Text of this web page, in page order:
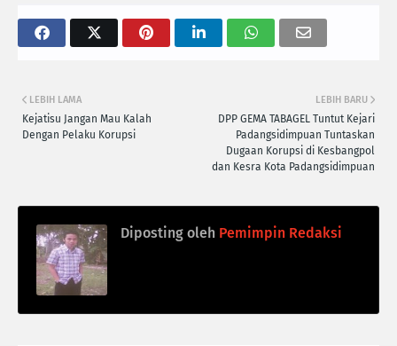
LEBIH BARU
DPP GEMA TABAGEL Tuntut Kejari
Padangsidimpuan Tuntaskan
Dugaan Korupsi di Kesbangpol
dan Kesra Kota Padangsidimpuan
LEBIH LAMA
Kejatisu Jangan Mau Kalah
Dengan Pelaku Korupsi
Diposting oleh Pemimpin Redaksi